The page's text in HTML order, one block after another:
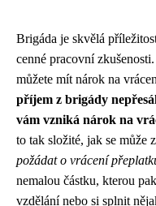
Brigáda je skvělá
cenné pracovní
můžete mít nárok na
příjem z brigády
vám vzniká nárok na
to tak složité, jak se může
požádat o vrácení
nemalou částku, kterou
vzdělání nebo si splnit